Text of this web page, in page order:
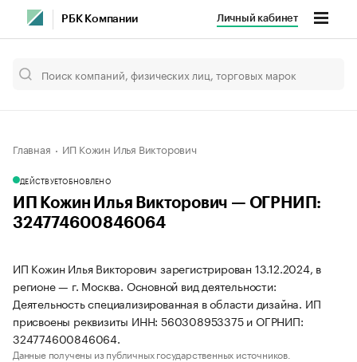
РБК Компании Личный кабинет
Главная ИП Кожин Илья Викторович
ДЕЙСТВУЕТОБНОВЛЕНО
ИП Кожин Илья Викторович — ОГРНИП:
324774600846064
ИП Кожин Илья Викторович зарегистрирован 13.12.2024, в
регионе — г. Москва. Основной вид деятельности:
Деятельность специализированная в области дизайна. ИП
присвоены реквизиты ИНН: 560308953375 и ОГРНИП:
324774600846064.
Данные получены из публичных государственных источников.